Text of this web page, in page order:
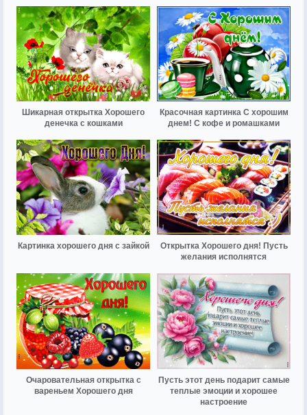
Шикарная открытка Хорошего
денечка с кошками
Красочная картинка С хорошим
днем! С кофе и ромашками
Картинка хорошего дня с зайкой
Открытка Хорошего дня! Пусть
желания исполнятся
Очаровательная открытка с
вареньем Хорошего дня
Пусть этот день подарит самые
теплые эмоции и хорошее
настроение